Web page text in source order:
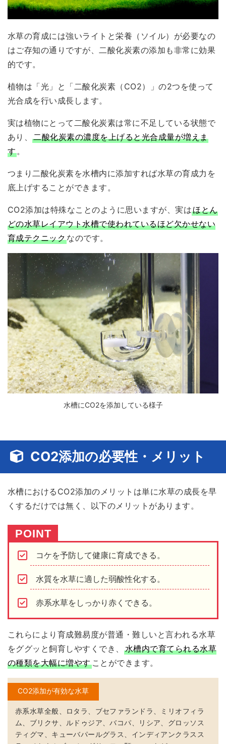
水草の育成には強いライトと栄養（ソイル）が必要なの
はご存知の通りですが、二酸化炭素の添加も非常に効果
的です。
植物は「光 」と「 二酸化炭素（CO2）
」の2つを使って
光合成を行い成長します。
実は植物にとって二酸化炭素は常に不足している状態で
あり、二酸化炭素の濃度を上げると光合成量が増えま
す。
つまり二酸化炭素を水槽内に添加すれば水草の育成力を
底上げする ことができます。
CO2添加は特殊なことのように思いますが、実はほとん
どの水草レイアウト水槽で使われているほど欠かせない
育成テクニックなのです。
水槽にCO2を添加している様子
CO2添加の必要性・メリット
水槽におけるCO2添加のメリットは単に水草の成長を早
くするだけでは無く、以下のメリットがあります。
コケを予防して健康に育成できる。
水質を水草に適した弱酸性化する。
赤系水草をしっかり赤くできる。
これらにより 育成難易度が普通・難しいと言われる水草
をググッと飼育しやすくでき
水槽内で育てられる水草
の種類を大幅に増やすことができます。
CO2添加が有効な水草
赤系水草全般、ロタラ、ブセファランドラ、ミリオフィラ
ム、ブリクサ、ルドゥジア、バコパ、リシア、グロッソス
ティグマ、キューバパールグラス、インディアンクラスス